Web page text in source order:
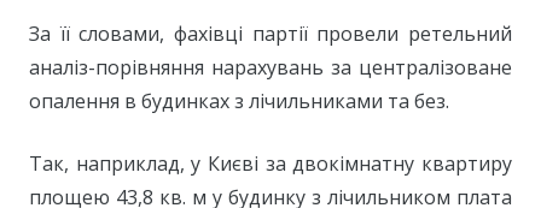
За її словами, фахівці партії провели ретельний
аналіз-порівняння нарахувань за централізоване
опалення в будинках з лічильниками та без.
Так, наприклад, у Києві за двокімнатну квартиру
площею 43,8 кв. м у будинку з лічильником плата